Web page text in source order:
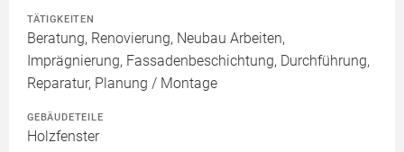
TÄTIGKEITEN
Beratung, Renovierung, Neubau Arbeiten,
Imprägnierung, Fassadenbeschichtung, Durchführung,
Reparatur, Planung / Montage
GEBÄUDETEILE
Holzfenster